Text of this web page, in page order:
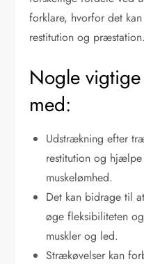
forklare, hvorfor det
restitution og præstation.
Nogle
med:
Udstrækning efter
restitution og
muskelømhed.
Det kan bidrage til
øge fleksibiliteten
muskler og led.
Strækøvelser kan